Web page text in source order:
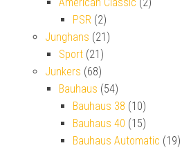
PSR (2)
Junghans (21)
Sport (21)
Junkers (68)
Bauhaus (54)
Bauhaus 38 (10)
Bauhaus 40 (15)
Bauhaus Automatic (19)